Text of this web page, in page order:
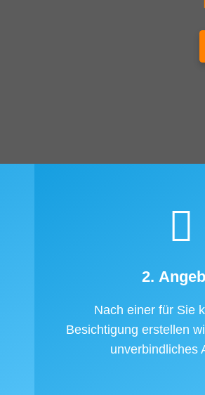
2.
Nach einer für Sie
Besichtigung erstellen
unverbindliches